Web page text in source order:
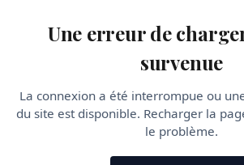
Une erreur de
survenue
La connexion a été interrompue ou
du site est disponible. Recharger la
le problème.